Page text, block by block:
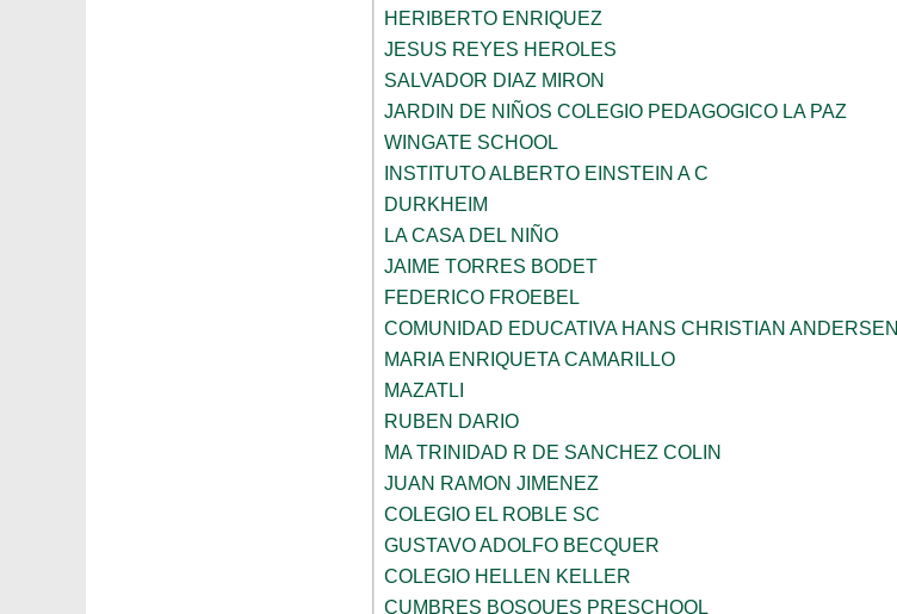
HERIBERTO ENRIQUEZ
JESUS REYES HEROLES
SALVADOR DIAZ MIRON
JARDIN DE NIÑOS COLEGIO PEDAGOGICO LA PAZ
WINGATE SCHOOL
INSTITUTO ALBERTO EINSTEIN A C
DURKHEIM
LA CASA DEL NIÑO
JAIME TORRES BODET
FEDERICO FROEBEL
COMUNIDAD EDUCATIVA HANS CHRISTIAN ANDERSEN
MARIA ENRIQUETA CAMARILLO
MAZATLI
RUBEN DARIO
MA TRINIDAD R DE SANCHEZ COLIN
JUAN RAMON JIMENEZ
COLEGIO EL ROBLE SC
GUSTAVO ADOLFO BECQUER
COLEGIO HELLEN KELLER
CUMBRES BOSQUES PRESCHOOL